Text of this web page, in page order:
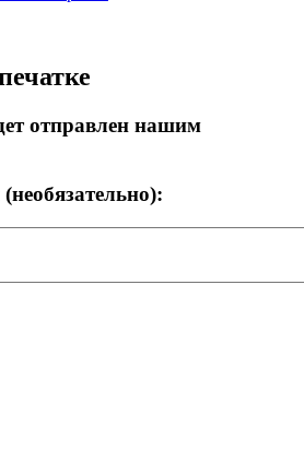
отправлен нашим